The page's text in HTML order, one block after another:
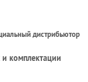
дистрибьютор
комплектации